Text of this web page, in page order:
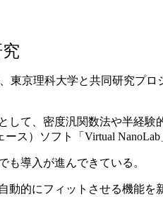
東京理科大学と共同研究プ
て、密度汎関数法や半経験
ス）ソフト「Virtual NanoLab
導入が進んできている。
的にフィットさせる機能を